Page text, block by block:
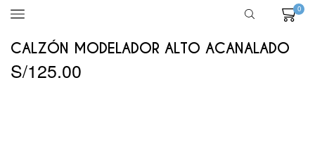
0
CALZÓN MODELADOR ALTO ACANALADO
S/125.00